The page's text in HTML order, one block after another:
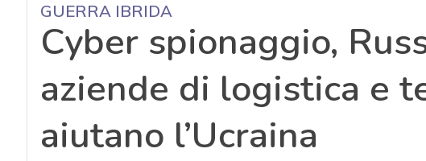
GUERRA IBRIDA
Cyber spionaggio,
aziende di logistica e
aiutano l’Ucraina